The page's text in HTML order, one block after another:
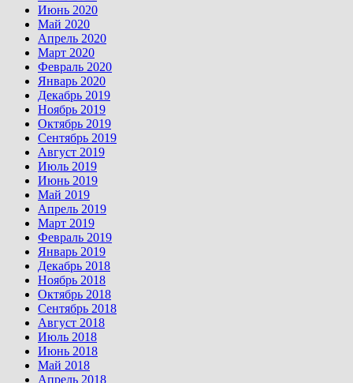
Июнь 2020
Май 2020
Апрель 2020
Март 2020
Февраль 2020
Январь 2020
Декабрь 2019
Ноябрь 2019
Октябрь 2019
Сентябрь 2019
Август 2019
Июль 2019
Июнь 2019
Май 2019
Апрель 2019
Март 2019
Февраль 2019
Январь 2019
Декабрь 2018
Ноябрь 2018
Октябрь 2018
Сентябрь 2018
Август 2018
Июль 2018
Июнь 2018
Май 2018
Апрель 2018